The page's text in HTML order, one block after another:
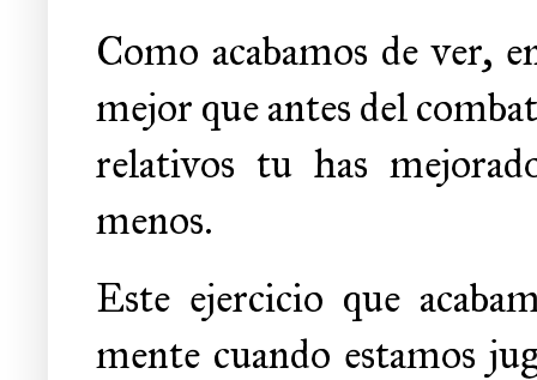
Como acabamos de ver,
mejor que antes del
relativos tu has
menos.
Este ejercicio que
mente cuando estamos